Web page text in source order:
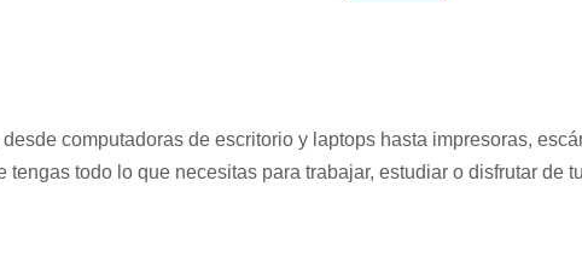
computadoras de escritorio y laptops hasta impresoras,
todo lo que necesitas para trabajar, estudiar o disfrutar de